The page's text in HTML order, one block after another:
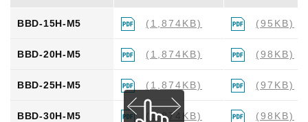
BBL-45H-M6 (1,874KB) (94KB)
BBD-15H-M5 (1,874KB) (95KB)
BBD-20H-M5 (1,874KB) (98KB)
BBD-25H-M5 (1,874KB) (97KB)
BBD-30H-M5 (1,874KB) (98KB)